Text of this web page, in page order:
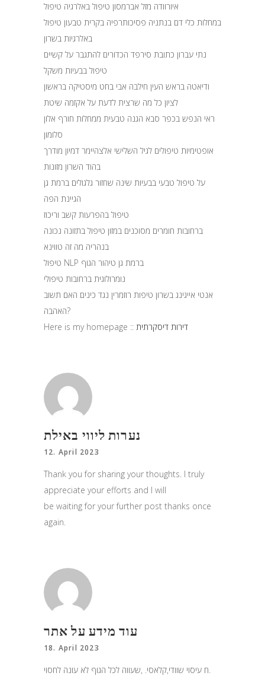
איורוודה מזל אברמסון טיפול באלרגיה טיפול
במחלות כלי דם בנתניה פסיכותרפיה בקרית טבעון טיפול
באלרגיות בשרון
נתי עברון כתובת סירפד הכדורים להתגבר על קשיים
טיפול בבעיות משקל
ודיאטה בראש העין חילבה אבי בחט מיסטיקה בראשון
לציון כל מה שרצית לדעת על אקזמה שיטת
ראי הנפש בכפר סבא הגנה טבעית ממחלות חורף אלון
סלומון
אופטימיות טיפולים לגיל השלישי אלצהיימר דמיון מודרך
בהוד השרון מזונות
על טיפול טבעי בבעיות שינה שחזור גלגולים ברמת גן
הגיינת הפה
טיפול בהפרעות קשב וריכוז
ברחובות חומרים מסוכנים במזון טיפול בתזונה נכונה
בנהריה מה זה טווינא
טיפול NLP ברמת גן טיהור הגוף
נומרולוגית ברחובות טיפולי
אנטי אייגינג בשרון טיפות רוזמרין נגד כינים האם תשוב
האהבה?
Here is my homepage :: דירות דיסקרתית
נערות ליווי באילת
12. April 2023
Thank you for sharing your thoughts. I truly
appreciate your efforts and I will
be waiting for your further post thanks once
again.
עוד מידע על אתר
18. April 2023